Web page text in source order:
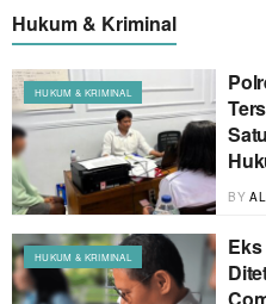
Hukum & Kriminal
HUKUM & KRIMINAL
BY
HUKUM & KRIMINAL